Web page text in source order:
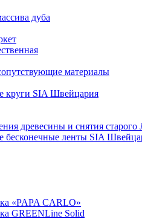
дуба
материалы
круги SIA Швейцария
древесины и снятия
бесконечные ленты SIA
«PAPA CARLO»
GREENLine Solid